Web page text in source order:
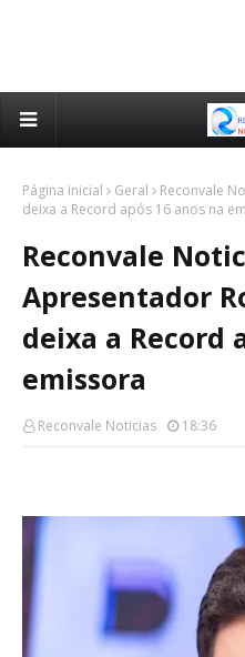
Página inicial Geral
Reconvale
deixa a Record após 16 anos na
Reconvale
Apresentador
deixa a Record
emissora
Reconvale Noticias 18:36